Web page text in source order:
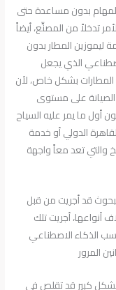
بدون مساعدة حتى
تدخلاً من المصنِّع، أيضاً
ليموزين المطار بدون
الذي يجعل
بشكل خاص، لأن
على مستوى
أول ما يمر عليه السياح
الدولي أو خدمة
والتي تعد معاً واجهة
قد أجريت من قبل
أنواعها، أجريت تلك
الذكاء الاصطناعي
المرور
بشكل كبير قد تقلص في